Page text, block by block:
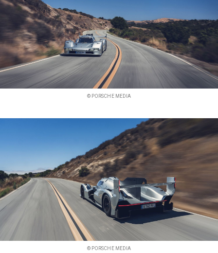
© PORSCHE MEDIA
© PORSCHE MEDIA